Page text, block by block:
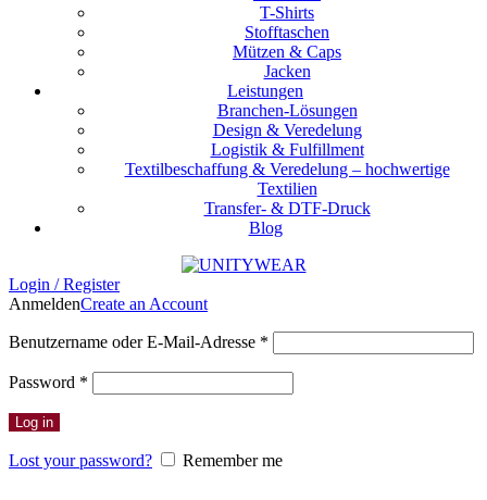
T-Shirts
Stofftaschen
Mützen & Caps
Jacken
Leistungen
Branchen-Lösungen
Design & Veredelung
Logistik & Fulfillment
Textilbeschaffung & Veredelung – hochwertige
Textilien
Transfer- & DTF-Druck
Blog
Login / Register
AnmeldenCreate an Account
Benutzername oder E-Mail-Adresse *
Password *
Log in
Lost your password? Remember me